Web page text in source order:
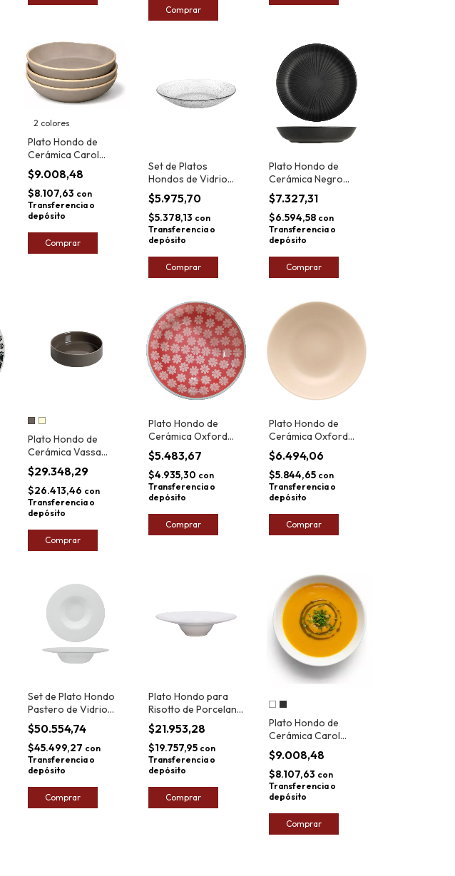
Comprar
2 colores
Plato Hondo de
Cerámica Carol
Marruecos 20cm
$9.008,48
$8.107,63 con
Transferencia o
depósito
Comprar
Set de Platos
Hondos de Vidrio
Durax Forjado
21,5cm x6
$5.975,70
$5.378,13 con
Transferencia o
depósito
Comprar
Plato Hondo de
Cerámica Negro
Oxford Onix 20,5cm
$7.327,31
$6.594,58 con
Transferencia o
depósito
Comprar
Plato Hondo de
Cerámica Vassa
Lagoa 19cm
$29.348,29
$26.413,46 con
Transferencia o
depósito
Comprar
Plato Hondo de
Cerámica Oxford
Floreal Renda 22cm
$5.483,67
$4.935,30 con
Transferencia o
depósito
Comprar
Plato Hondo de
Cerámica Oxford
Unni Merengue 20cm
$6.494,06
$5.844,65 con
Transferencia o
depósito
Comprar
Set de Plato Hondo
Pastero de Vidrio
Opal Carol 26,5cm
x6
$50.554,74
$45.499,27 con
Transferencia o
depósito
Comprar
Plato Hondo para
Risotto de Porcelana
Oxford Gourmet
30,5cm
$21.953,28
$19.757,95 con
Transferencia o
depósito
Comprar
Plato Hondo de
Cerámica Carol
Tunez 20cm
$9.008,48
$8.107,63 con
Transferencia o
depósito
Comprar